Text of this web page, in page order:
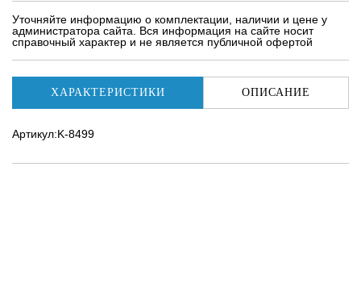
Уточняйте информацию о комплектации, наличии и цене у
администратора сайта. Вся информация на сайте носит
справочный характер и не является публичной офертой
ХАРАКТЕРИСТИКИ ОПИСАНИЕ
Артикул:K-8499